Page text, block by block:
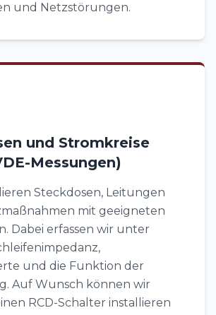
und Netzstörungen.
und Stromkreise
Messungen)
Steckdosen, Leitungen
mit geeigneten
Dabei erfassen wir unter
und die Funktion der
Auf Wunsch können wir
RCD-Schalter installieren